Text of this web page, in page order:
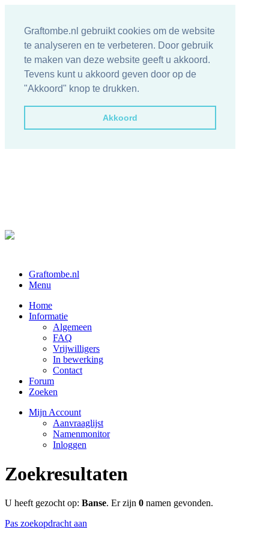
Graftombe.nl gebruikt cookies om de website
te analyseren en te verbeteren. Door gebruik
te maken van deze website geeft u akkoord.
Tevens kunt u akkoord geven door op de
"Akkoord" knop te drukken.
Akkoord
Graftombe.nl
Menu
Home
Informatie
Algemeen
FAQ
Vrijwilligers
In bewerking
Contact
Forum
Zoeken
Mijn Account
Aanvraaglijst
Namenmonitor
Inloggen
Zoekresultaten
U heeft gezocht op: Banse. Er zijn 0 namen gevonden.
Pas zoekopdracht aan